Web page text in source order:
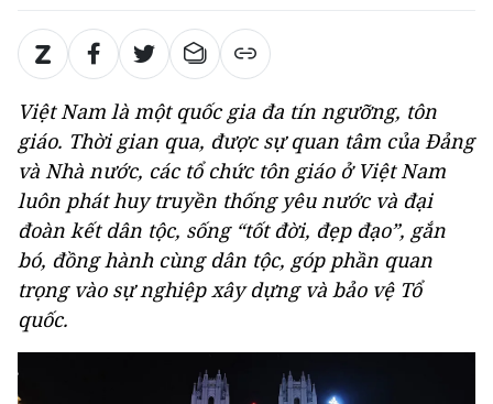
Việt Nam là một quốc gia đa tín ngưỡng, tôn
giáo. Thời gian qua, được sự quan tâm của Đảng
và Nhà nước, các tổ chức tôn giáo ở Việt Nam
luôn phát huy truyền thống yêu nước và đại
đoàn kết dân tộc, sống “tốt đời, đẹp đạo”, gắn
bó, đồng hành cùng dân tộc, góp phần quan
trọng vào sự nghiệp xây dựng và bảo vệ Tổ
quốc.